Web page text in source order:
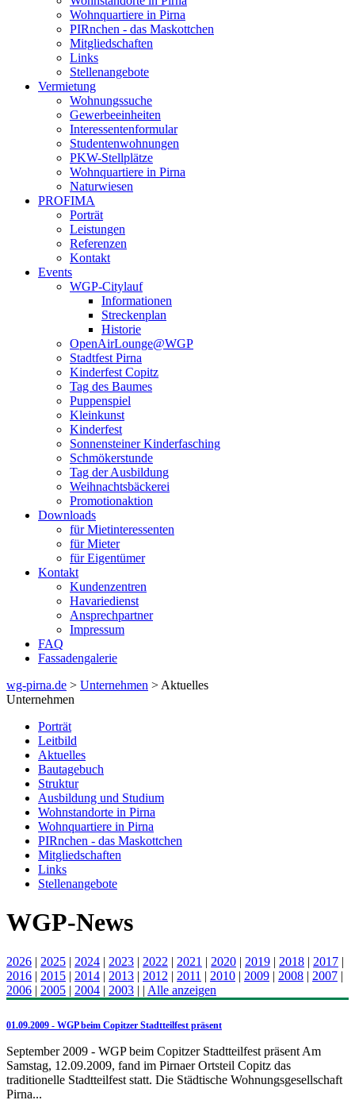
Wohnquartiere in Pirna
PIRnchen - das Maskottchen
Mitgliedschaften
Links
Stellenangebote
Vermietung
Wohnungssuche
Gewerbeeinheiten
Interessentenformular
Studentenwohnungen
PKW-Stellplätze
Wohnquartiere in Pirna
Naturwiesen
PROFIMA
Porträt
Leistungen
Referenzen
Kontakt
Events
WGP-Citylauf
Informationen
Streckenplan
Historie
OpenAirLounge@WGP
Stadtfest Pirna
Kinderfest Copitz
Tag des Baumes
Puppenspiel
Kleinkunst
Kinderfest
Sonnensteiner Kinderfasching
Schmökerstunde
Tag der Ausbildung
Weihnachtsbäckerei
Promotionaktion
Downloads
für Mietinteressenten
für Mieter
für Eigentümer
Kontakt
Kundenzentren
Havariedienst
Ansprechpartner
Impressum
FAQ
Fassadengalerie
wg-pirna.de > Unternehmen > Aktuelles
Unternehmen
Porträt
Leitbild
Aktuelles
Bautagebuch
Struktur
Ausbildung und Studium
Wohnstandorte in Pirna
Wohnquartiere in Pirna
PIRnchen - das Maskottchen
Mitgliedschaften
Links
Stellenangebote
WGP-News
2026 | 2025 | 2024 | 2023 | 2022 | 2021 | 2020 | 2019 | 2018 | 2017 |
2016 | 2015 | 2014 | 2013 | 2012 | 2011 | 2010 | 2009 | 2008 | 2007 |
2006 | 2005 | 2004 | 2003 | | Alle anzeigen
01.09.2009 - WGP beim Copitzer Stadtteilfest präsent
September 2009 - WGP beim Copitzer Stadtteilfest präsent Am
Samstag, 12.09.2009, fand im Pirnaer Ortsteil Copitz das
traditionelle Stadtteilfest statt. Die Städtische Wohnungsgesellschaft
Pirna...